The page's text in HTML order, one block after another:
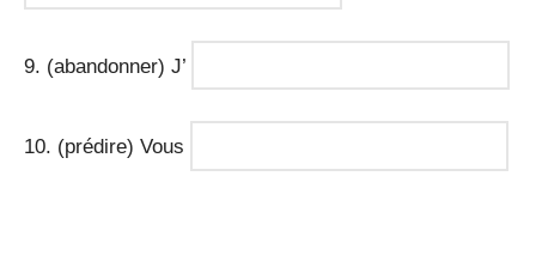
9. (abandonner) J’
10. (prédire) Vous